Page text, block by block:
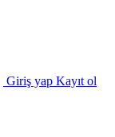
Giriş yap Kayıt ol